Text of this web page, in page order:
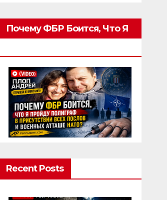
Почему ФБР Боится, Что Я
Recent Posts